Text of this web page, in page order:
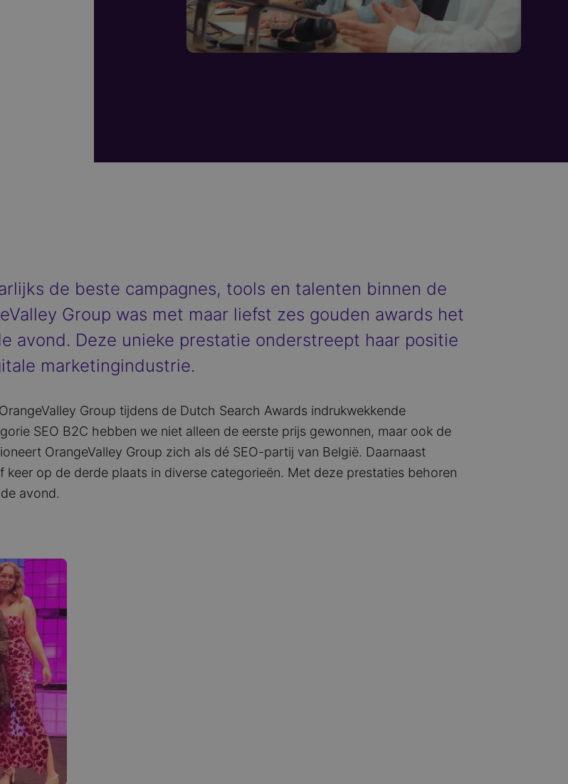
de beste campagnes, tools en talenten binnen de
Group was met maar liefst zes gouden awards het
avond. Deze unieke prestatie onderstreept haar positie
marketingindustrie.
Group tijdens de Dutch Search Awards indrukwekkende
SEO B2C hebben we niet alleen de eerste prijs gewonnen, maar ook de
OrangeValley Group zich als dé SEO-partij van België. Daarnaast
op de derde plaats in diverse categorieën. Met deze prestaties behoren
avond.